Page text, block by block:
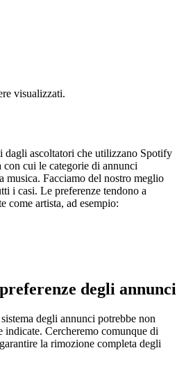
visualizzati.
ascoltatori che utilizzano Spotify
cui le categorie di annunci
musica. Facciamo del nostro meglio
i casi. Le preferenze tendono a
come artista, ad esempio:
degli annunci
degli annunci potrebbe non
Cercheremo comunque di
la rimozione completa degli